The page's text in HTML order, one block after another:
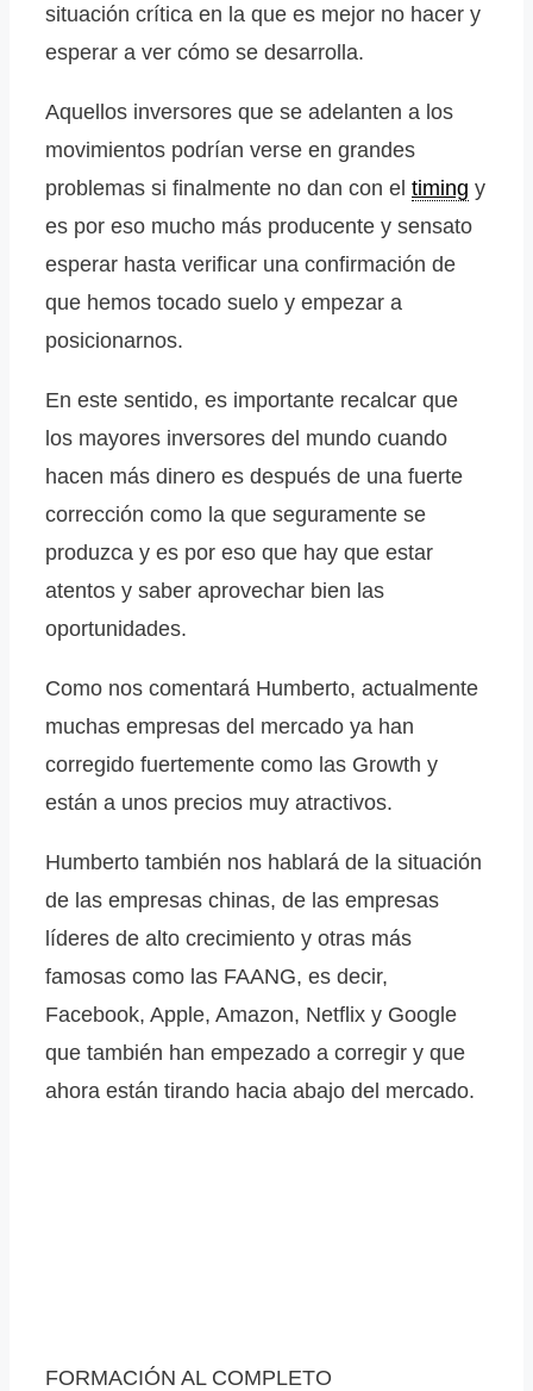
situación crítica en la que es mejor no hacer y
esperar a ver cómo se desarrolla.
Aquellos inversores que se adelanten a los
movimientos podrían verse en grandes
problemas si finalmente no dan con el timing y
es por eso mucho más producente y sensato
esperar hasta verificar una confirmación de
que hemos tocado suelo y empezar a
posicionarnos.
En este sentido, es importante recalcar que
los mayores inversores del mundo cuando
hacen más dinero es después de una fuerte
corrección como la que seguramente se
produzca y es por eso que hay que estar
atentos y saber aprovechar bien las
oportunidades.
Como nos comentará Humberto, actualmente
muchas empresas del mercado ya han
corregido fuertemente como las Growth y
están a unos precios muy atractivos.
Humberto también nos hablará de la situación
de las empresas chinas, de las empresas
líderes de alto crecimiento y otras más
famosas como las FAANG, es decir,
Facebook, Apple, Amazon, Netflix y Google
que también han empezado a corregir y que
ahora están tirando hacia abajo del mercado.
FORMACIÓN AL COMPLETO